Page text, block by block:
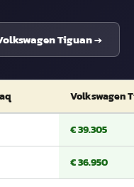
Tiguan→
Volkswagen
€ 39.305
€ 36.950